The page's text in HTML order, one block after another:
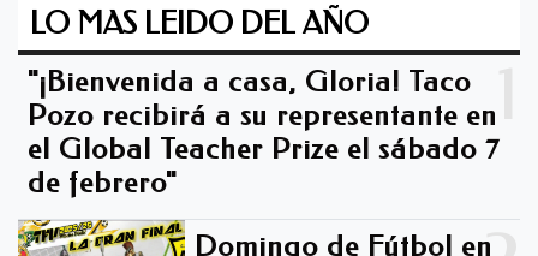
LO MAS LEIDO DEL AÑO
"¡Bienvenida a casa, Gloria! Taco
Pozo recibirá a su representante en
el Global Teacher Prize el sábado 7
de febrero"
Domingo de Fútbol en